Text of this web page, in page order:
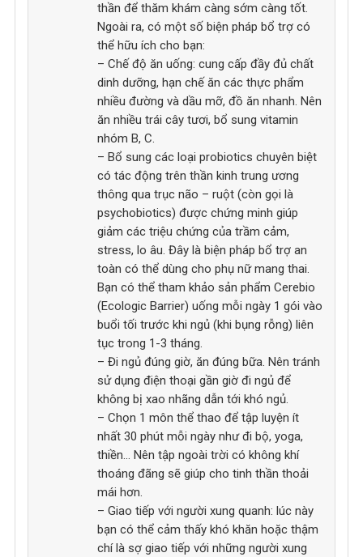
thần để thăm khám càng sớm càng tốt.
Ngoài ra, có một số biện pháp bổ trợ có
thể hữu ích cho bạn:
– Chế độ ăn uống: cung cấp đầy đủ chất
dinh dưỡng, hạn chế ăn các thực phẩm
nhiều đường và dầu mỡ, đồ ăn nhanh. Nên
ăn nhiều trái cây tươi, bổ sung vitamin
nhóm B, C.
– Bổ sung các loại probiotics chuyên biệt
có tác động trên thần kinh trung ương
thông qua trục não – ruột (còn gọi là
psychobiotics) được chứng minh giúp
giảm các triệu chứng của trầm cảm,
stress, lo âu. Đây là biện pháp bổ trợ an
toàn có thể dùng cho phụ nữ mang thai.
Bạn có thể tham khảo sản phẩm Cerebio
(Ecologic Barrier) uống mỗi ngày 1 gói vào
buổi tối trước khi ngủ (khi bụng rỗng) liên
tục trong 1-3 tháng.
– Đi ngủ đúng giờ, ăn đúng bữa. Nên tránh
sử dụng điện thoại gần giờ đi ngủ để
không bị xao nhãng dẫn tới khó ngủ.
– Chọn 1 môn thể thao để tập luyện ít
nhất 30 phút mỗi ngày như đi bộ, yoga,
thiền… Nên tập ngoài trời có không khí
thoáng đãng sẽ giúp cho tinh thần thoải
mái hơn.
– Giao tiếp với người xung quanh: lúc này
bạn có thể cảm thấy khó khăn hoặc thậm
chí là sợ giao tiếp với những người xung